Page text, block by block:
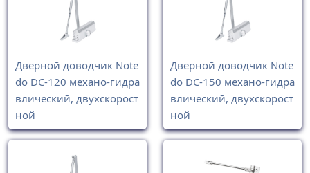
Дверной доводчик Note
do DC-120 механо-гидра
влический, двухскорост
ной
Дверной доводчик Note
do DC-150 механо-гидра
влический, двухскорост
ной